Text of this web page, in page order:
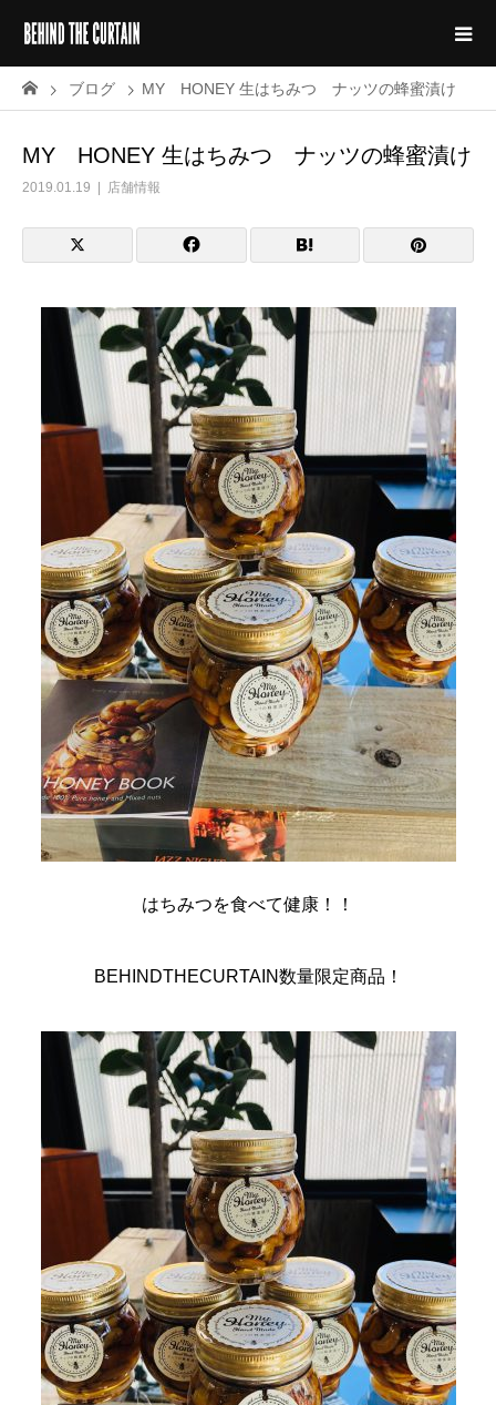
ブログ MY HONEY 生はちみつ ナッツの蜂蜜漬け
MY HONEY 生はちみつ ナッツの蜂蜜漬け
2019.01.19 店舗情報
はちみつを食べて健康！！
BEHINDTHECURTAIN数量限定商品！